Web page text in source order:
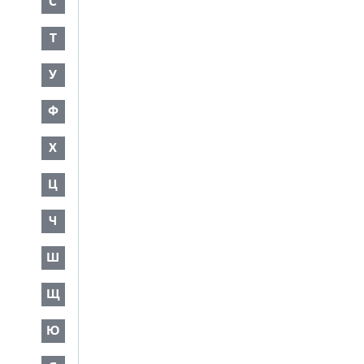
Т
У
Ф
Х
Ц
Ч
Ш
Щ
Ю